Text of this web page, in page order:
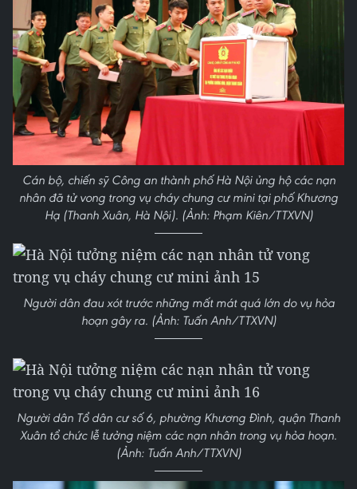
Cán bộ, chiến sỹ Công an thành phố Hà Nội ủng hộ các nạn
nhân đã tử vong trong vụ cháy chung cư mini tại phố Khương
Hạ (Thanh Xuân, Hà Nội). (Ảnh: Phạm Kiên/TTXVN)
Người dân đau xót trước những mất mát quá lớn do vụ hỏa
hoạn gây ra. (Ảnh: Tuấn Anh/TTXVN)
Người dân Tổ dân cư số 6, phường Khương Đình, quận Thanh
Xuân tổ chức lễ tưởng niệm các nạn nhân trong vụ hỏa hoạn.
(Ảnh: Tuấn Anh/TTXVN)